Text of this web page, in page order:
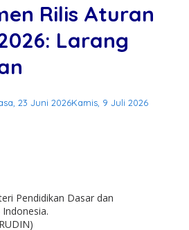
Rilis Aturan
Larang
23 Juni 2026Kamis, 9 Juli 2026